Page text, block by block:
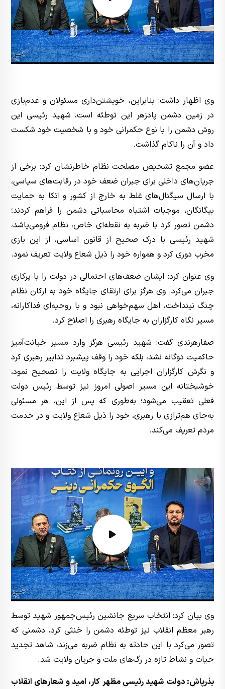
وی اظهار داشت: بنابراین، خویشتن‌داری مسئولان و عدم‌بازی
در زمین دشمن پادزهر این توطئه است، شهید رئیسی این
روش دشمن را با نوع حکمرانی خود و با شخصیت خود شکست
داد و آن را ناکام گذاشت.
عضو مجمع تشخیص مصلحت نظام خاطرنشان کرد: برخی از
جریان‌های داخلی برای جبران ضعف خود در رقابت‌های سیاسی،
با ارسال سیگنال‌های غلط به خارج از کشور و اتکا به حمایت
بیگانگان، موجبات اشتباه محاسباتی دشمن را فراهم کردند؛
دشمن تصور کرد با ضربه به نقطه‌ای خاص، نظام فرومی‌پاشد،
شهید رئیسی با درک صحیح از قانون اساسی، از این بازی
مخرب دوری کرد و همواره خود را ذیل شعاع ولایت تعریف نمود.
وی عنوان کرد: ایشان ضعف‌های احتمالی در دولت را با پرکاری
جبران می‌کرد. وی هرگز برای ارتقای جایگاه خود به ارکان نظام
چنگ نینداخت، اهل سهم‌خواهی نبود و با روحیه‌ای فداکارانه،
مسیر نگاه کارگزاران به جایگاه رهبری را اصلاح کرد.
صفارهرندی گفت: شهید رئیسی هرگز وارد مسیر خیانت‌آمیز
حاکمیت دوگانه نشد، بلکه خود را وقف پیشبرد تدابیر رهبری کرد
و نگرش کارگزاران اجرایی به جایگاه ولایت را تصحیح نمود،
خوشبختانه این مسیر اصولی امروز نیز توسط رئیس دولت
فعلی تعقیب می‌شود؛ به‌طوری که پس از این، هر مسئولی
به‌جای هم‌ترازی با رهبری، خود را ذیل شعاع ولایت و در خدمت
مردم تعریف می‌کند.
وی بیان کرد: انتخاب سریع جانشین رئیس‌جمهور شهید توسط
رهبر معظم انقلاب نیز توطئه دشمن را خنثی کرد، دشمنی که
تصور می‌کرد با این حادثه به نظام ضربه می‌زند، شاهد تجدید
حیات و نشاط تازه در رگ‌های ملت و جریان ولایت شد.
بذرپاش: دولت شهید رئیسی مظهر کار، امید و شعارهای انقلاب